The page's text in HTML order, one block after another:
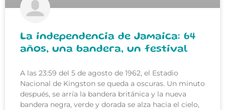
La independencia de Jamaica: 64
años, una bandera, un festival
A las 23:59 del 5 de agosto de 1962, el Estadio
Nacional de Kingston se queda a oscuras. Un minuto
después, se arría la bandera británica y la nueva
bandera negra, verde y dorada se alza hacia el cielo,